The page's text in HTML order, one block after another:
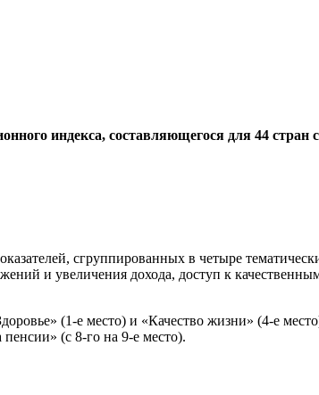
индекса, составляющегося для 44 стран
сгруппированных в четыре
и увеличения дохода, доступ к
(1-е место) и «Качество жизни» (4-е
пенсии» (с 8-го на 9-е место).